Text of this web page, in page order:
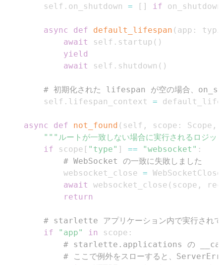
        self
. on_shutdown = [ ] if
async def default_lifespan ( app :
await
self . startup ( )
yield
await
self . shutdown ( )
# 初期化された lifespan が空の場合、
        self
. lifespan_context =
async def not_found ( self , scope : Scope ,
"""ルートが一致しない場合に実行されるロジ
if scope [ "type" ] == "websocket" :
# WebSocket の一致に失敗しました
            websocket_close
= WebSocketClose
await
websocket_close ( scope ,
return
# starlette アプリケーション内で実行されてい
if
"app" in scope :
# starlette.applications の __call__
# ここで例外をスローすると、